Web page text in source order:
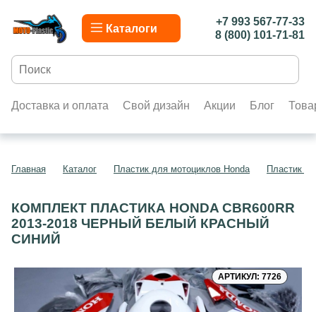
Каталоги
+7 993 567-77-33
8 (800) 101-71-81
Доставка и оплата Свой дизайн Акции Блог
Главная Каталог Пластик для мотоциклов Honda Пластик
КОМПЛЕКТ ПЛАСТИКА HONDA CBR600RR
2013-2018 ЧЕРНЫЙ БЕЛЫЙ КРАСНЫЙ
СИНИЙ
АРТИКУЛ: 7726